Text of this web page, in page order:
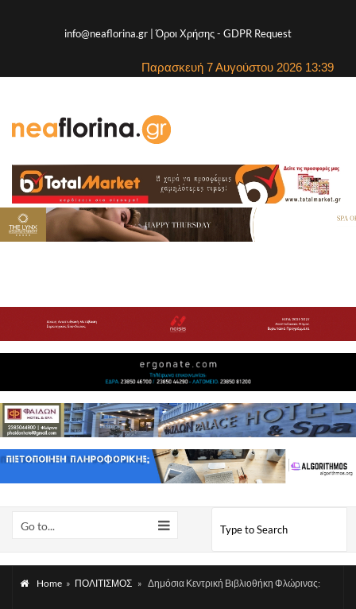
info@neaflorina.gr |Όροι Χρήσης- GDPR Request
Παρασκευή 7 Αυγούστου 2026 13:39
Go to...
Home » ΠΟΛΙΤΙΣΜΟΣ » Δημόσια Κεντρική Βιβλιοθήκη Φλώρινας: